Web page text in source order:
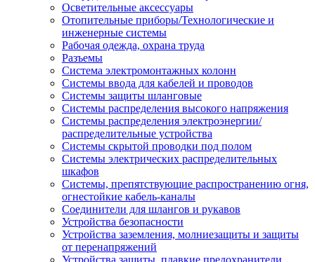
Осветительные аксессуары
Отопительные приборы/Технологические и
инженерные системы
Рабочая одежда, охрана труда
Разъемы
Система электромонтажных колонн
Системы ввода для кабелей и проводов
Системы защиты шланговые
Системы распределения высокого напряжения
Системы распределения электроэнергии/
распределительные устройства
Системы скрытой проводки под полом
Системы электрических распределительных
шкафов
Системы, препятствующие распространению огня,
огнестойкие кабель-каналы
Соединители для шлангов и рукавов
Устройства безопасности
Устройства заземления, молниезащиты и защиты
от перенапряжений
Устройства защиты, плавкие предохранители,